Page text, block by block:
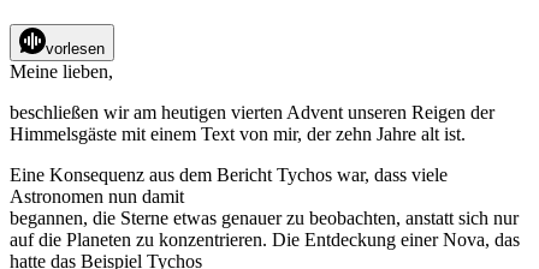
vorlesen
Meine lieben,
beschließen wir am heutigen vierten Advent unseren Reigen der
Himmelsgäste mit einem Text von mir, der zehn Jahre alt ist.
Eine Konsequenz aus dem Bericht Tychos war, dass viele
Astronomen nun damit
begannen, die Sterne etwas genauer zu beobachten, anstatt sich nur
auf die Planeten zu konzentrieren. Die Entdeckung einer Nova, das
hatte das Beispiel Tychos